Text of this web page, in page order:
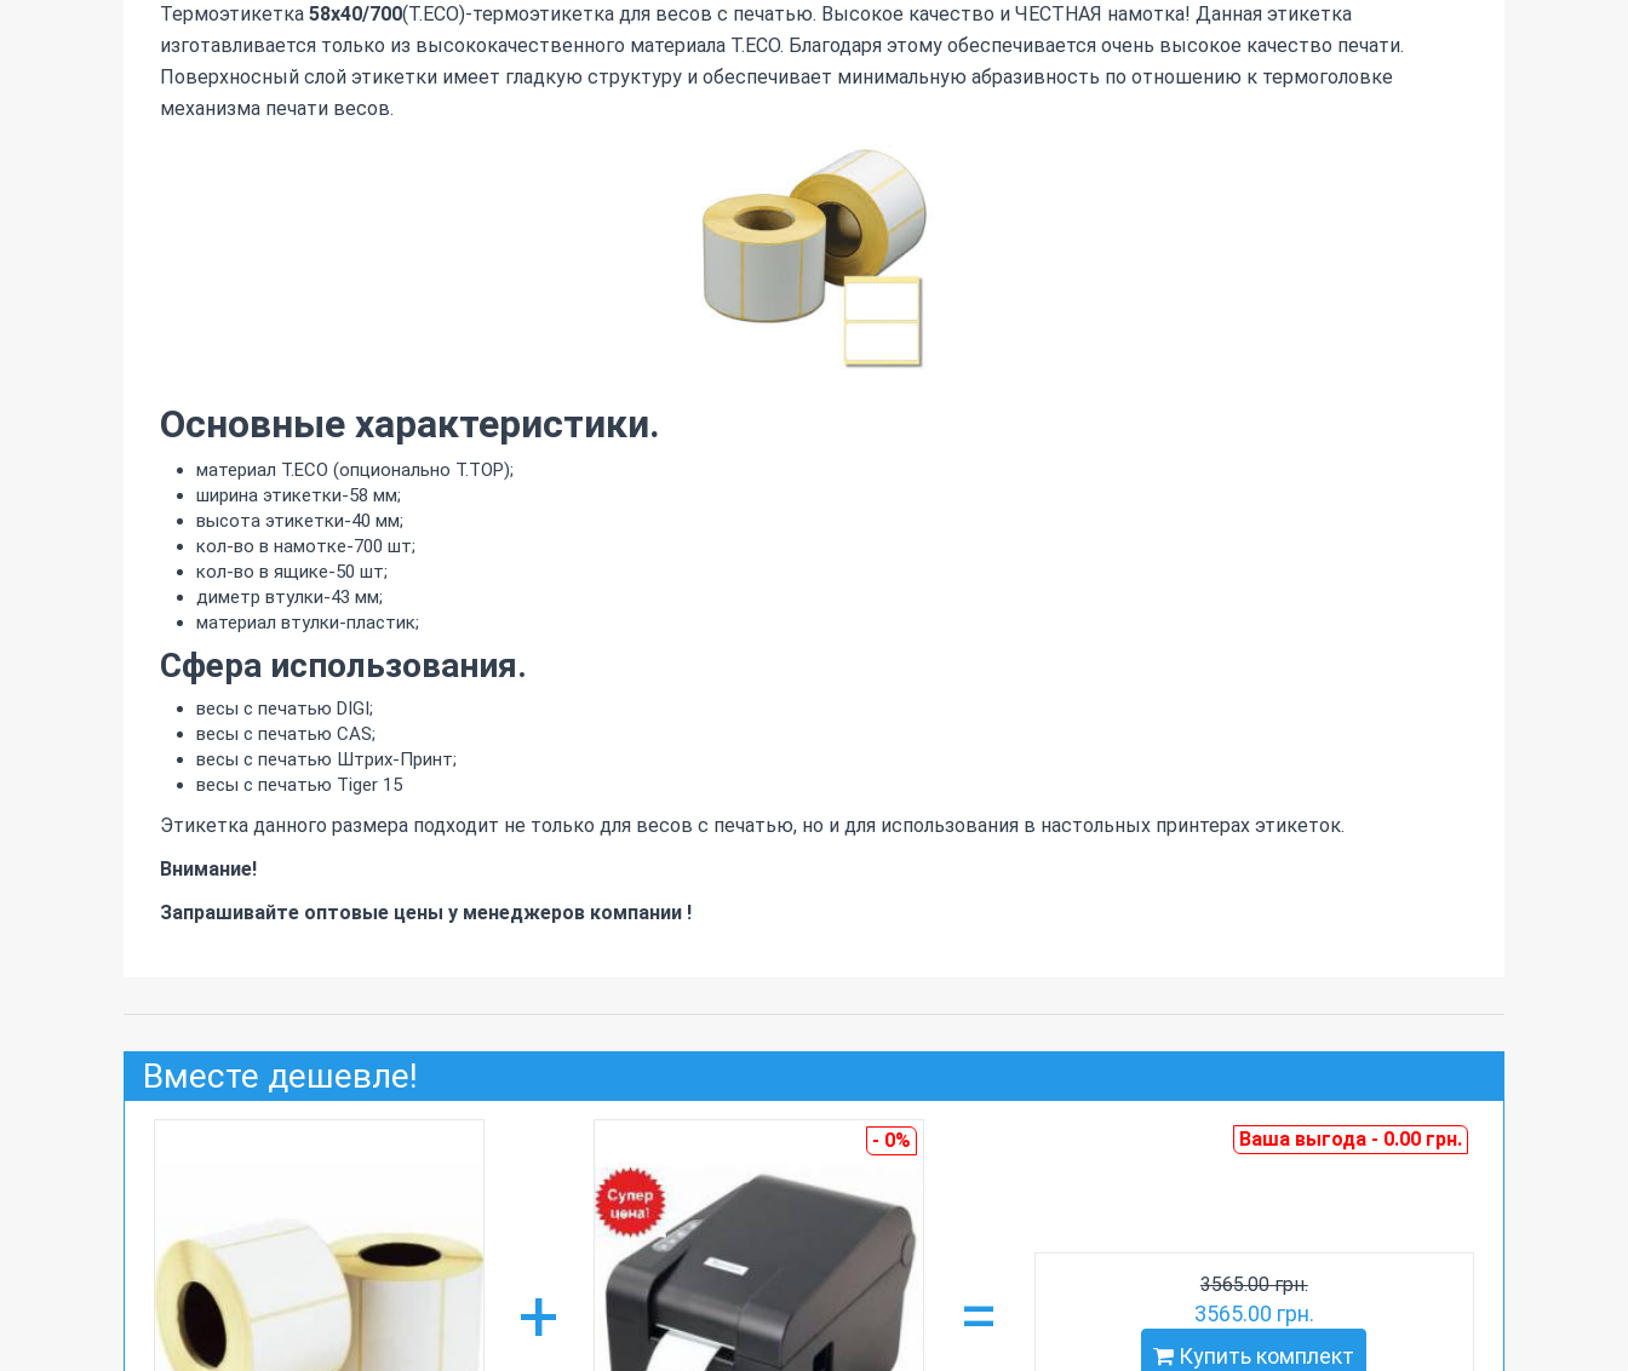
Термоэтикетка 58х40/700(T.ECO)-термоэтикетка для весов с печатью. Высокое качество и ЧЕСТНАЯ намотка! Данная этикетка
изготавливается только из высококачественного материала T.ECO. Благодаря этому обеспечивается очень высокое качество печати.
Поверхносный слой этикетки имеет гладкую структуру и обеспечивает минимальную абразивность по отношению к термоголовке
механизма печати весов.
Основные характеристики.
материал T.ECO (опционально T.TOP);
ширина этикетки-58 мм;
высота этикетки-40 мм;
кол-во в намотке-700 шт;
кол-во в ящике-50 шт;
диметр втулки-43 мм;
материал втулки-пластик;
Сфера использования.
весы c печатью DIGI;
весы c печатью CAS;
весы c печатью Штрих-Принт;
весы c печатью Tiger 15
Этикетка данного размера подходит не только для весов с печатью, но и для использования в настольных принтерах этикеток.
Внимание!
Запрашивайте оптовые цены у менеджеров компании !
Вместе дешевле!
+
- 0%
=
Ваша выгода - 0.00 грн.
3565.00 грн.
3565.00 грн.
Купить комплект